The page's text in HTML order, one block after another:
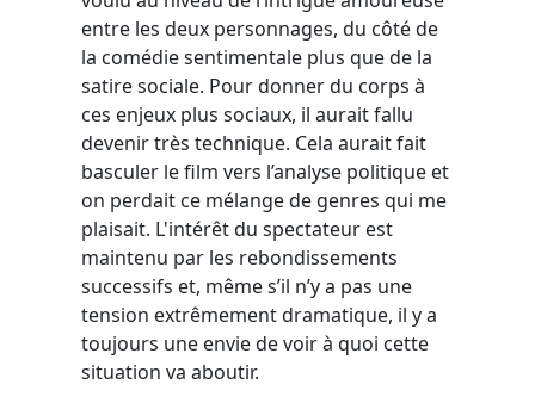
entre les deux personnages, du côté de
la comédie sentimentale plus que de la
satire sociale. Pour donner du corps à
ces enjeux plus sociaux, il aurait fallu
devenir très technique. Cela aurait fait
basculer le film vers l’analyse politique et
on perdait ce mélange de genres qui me
plaisait. L'intérêt du spectateur est
maintenu par les rebondissements
successifs et, même s’il n’y a pas une
tension extrêmement dramatique, il y a
toujours une envie de voir à quoi cette
situation va aboutir.